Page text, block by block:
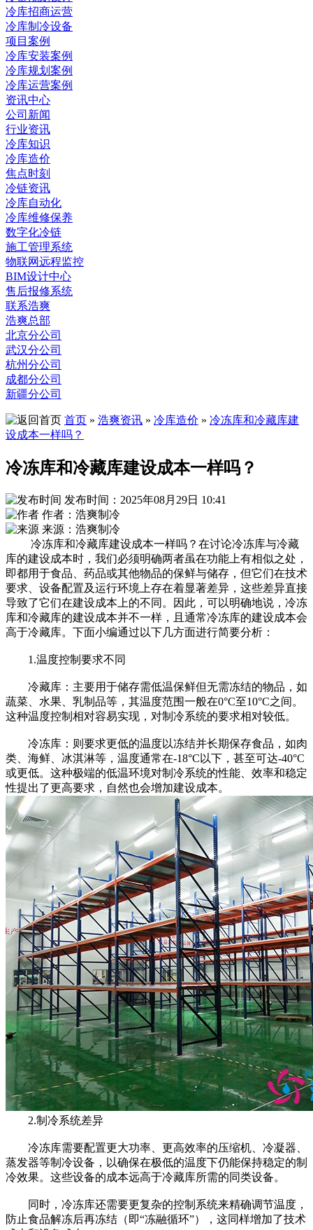
冷库招商运营
冷库制冷设备
项目案例
冷库安装案例
冷库规划案例
冷库运营案例
资讯中心
公司新闻
行业资讯
冷库知识
冷库造价
焦点时刻
冷链资讯
冷库自动化
冷库维修保养
数字化冷链
施工管理系统
物联网远程监控
BIM设计中心
售后报修系统
联系浩爽
浩爽总部
北京分公司
武汉分公司
杭州分公司
成都分公司
新疆分公司
首页 » 浩爽资讯 » 冷库造价 » 冷冻库和冷藏库建
设成本一样吗？
冷冻库和冷藏库建设成本一样吗？
发布时间：2025年08月29日 10:41
作者：浩爽制冷
来源：浩爽制冷
冷冻库和冷藏库建设成本一样吗？在讨论冷冻库与冷藏
库的建设成本时，我们必须明确两者虽在功能上有相似之处，
即都用于食品、药品或其他物品的保鲜与储存，但它们在技术
要求、设备配置及运行环境上存在着显著差异，这些差异直接
导致了它们在建设成本上的不同。因此，可以明确地说，冷冻
库和冷藏库的建设成本并不一样，且通常冷冻库的建设成本会
高于冷藏库。下面小编通过以下几方面进行简要分析：
1.温度控制要求不同
冷藏库：主要用于储存需低温保鲜但无需冻结的物品，如
蔬菜、水果、乳制品等，其温度范围一般在0°C至10°C之间。
这种温度控制相对容易实现，对制冷系统的要求相对较低。
冷冻库：则要求更低的温度以冻结并长期保存食品，如肉
类、海鲜、冰淇淋等，温度通常在-18°C以下，甚至可达-40°C
或更低。这种极端的低温环境对制冷系统的性能、效率和稳定
性提出了更高要求，自然也会增加建设成本。
2.制冷系统差异
冷冻库需要配置更大功率、更高效率的压缩机、冷凝器、
蒸发器等制冷设备，以确保在极低的温度下仍能保持稳定的制
冷效果。这些设备的成本远高于冷藏库所需的同类设备。
同时，冷冻库还需要更复杂的控制系统来精确调节温度，
防止食品解冻后再冻结（即“冻融循环”），这同样增加了技术